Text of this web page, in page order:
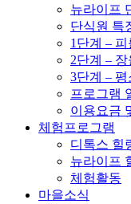
뉴라이프
단식원 특
1단계 –
2단계 –
3단계 –
프로그램
이용요금
체험프로그램
디톡스 힐
뉴라이프
체험활동
마을소식